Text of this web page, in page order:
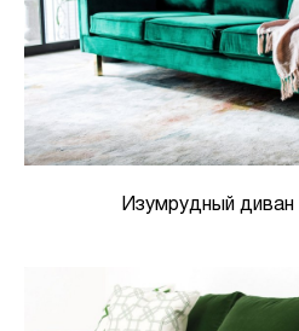
Изумрудный